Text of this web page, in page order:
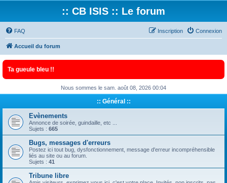
:: CB ISIS :: Le forum
FAQ Connexion
Inscription
Accueil du forum
Ta gueule bleu !!
Nous sommes le sam. août 08, 2026 00:04
:: Général ::
Evènements
Annonce de soirée, guindaille, etc ...
Sujets : 665
Bugs, messages d'erreurs
Postez ici tout bug, dysfonctionnement, message d'erreur incompréhensible
liés au site ou au forum.
Sujets : 41
Tribune libre